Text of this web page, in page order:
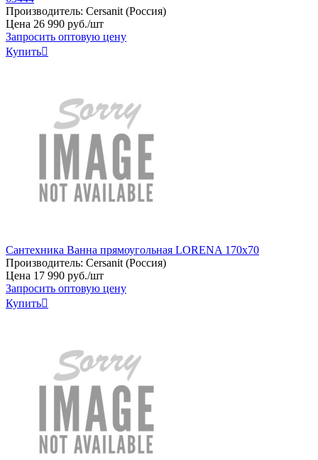
Производитель: Cersanit (Россия)
Цена 26 990 руб./шт
Запросить оптовую цену
Купить
Сантехника Ванна прямоугольная LORENA 170x70
Производитель: Cersanit (Россия)
Цена 17 990 руб./шт
Запросить оптовую цену
Купить